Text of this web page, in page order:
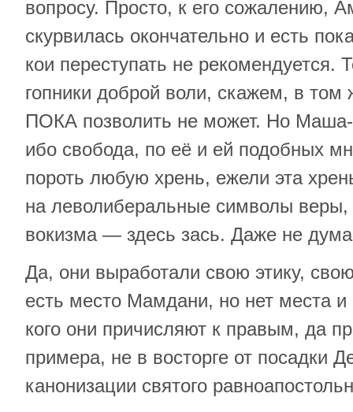
вопросу. Просто, к его сожалению,
скурвилась окончательно и есть
кои переступать не рекомендуется.
гопники доброй воли, скажем, в том
ПОКА позволить не может. Но Маша-
ибо свобода, по её и ей подобных
пороть любую хрень, ежели эта
на леволиберальные символы веры,
вокизма — здесь зась. Даже не
Да, они выработали свою этику,
есть место Мамдани, но нет места и
кого они причисляют к правым, да
примера, не в восторге от посадки
канонизации святого